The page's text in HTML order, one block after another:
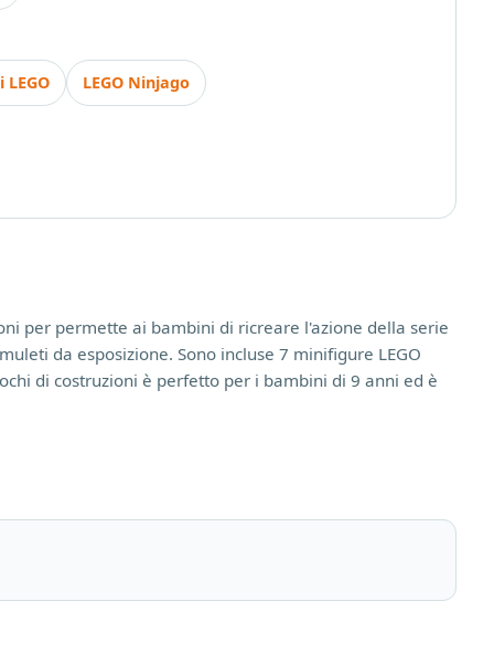
LEGO Ninjago
per permette ai bambini di ricreare l'azione della serie
da esposizione. Sono incluse 7 minifigure LEGO
di costruzioni è perfetto per i bambini di 9 anni ed è